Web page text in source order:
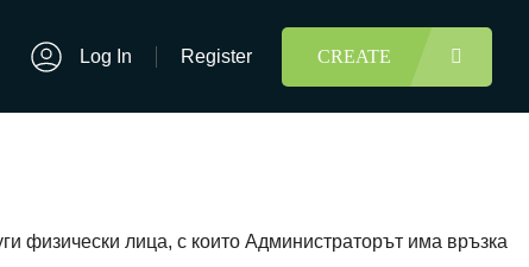
Log In Register CREATE
физически лица, с които Администраторът има връзка